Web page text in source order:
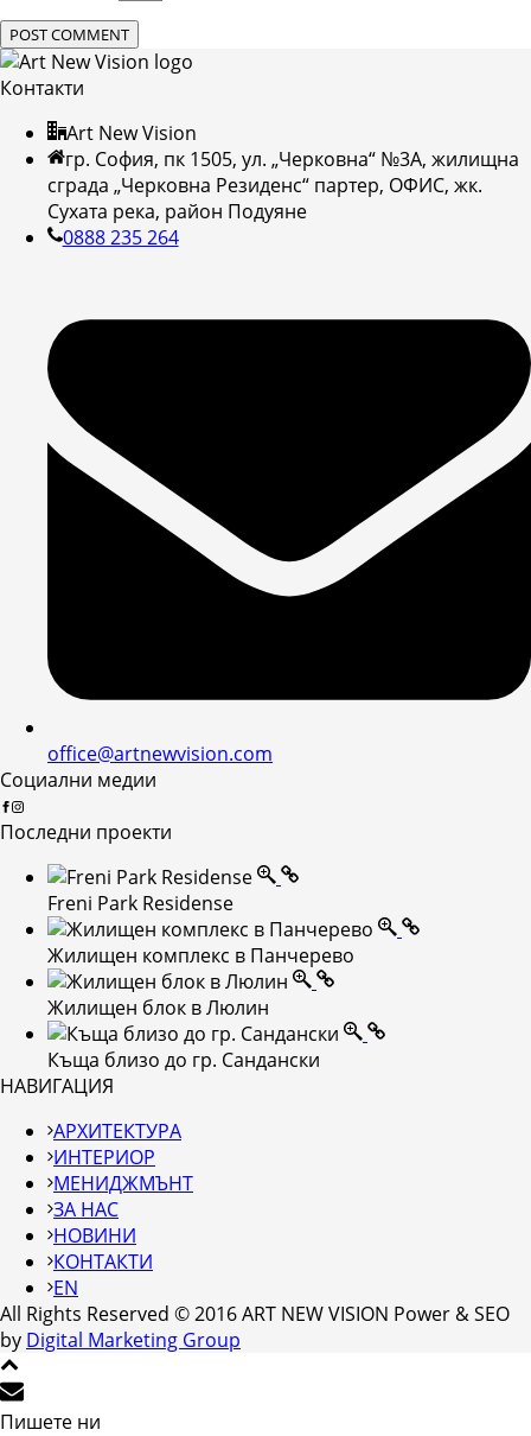
Контакти
Art New Vision
гр. София, пк 1505, ул. „Черковна“ №3А, жилищна
сграда „Черковна Резиденс“ партер, ОФИС, жк.
Сухата река, район Подуяне
0888 235 264
office@artnewvision.com
Социални медии
Последни проекти
Freni Park Residense
Жилищен комплекс в Панчерево
Жилищен блок в Люлин
Къща близо до гр. Сандански
НАВИГАЦИЯ
АРХИТЕКТУРА
ИНТЕРИОР
МЕНИДЖМЪНТ
ЗА НАС
НОВИНИ
КОНТАКТИ
EN
All Rights Reserved © 2016 ART NEW VISION Power & SEO
by Digital Marketing Group
Пишете ни